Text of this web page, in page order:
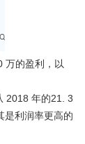
万的盈利，以
2018 年的21. 3
是利润率更高的